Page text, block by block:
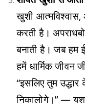
खुशी
करती है।
बनाती है। जब हम
हमें धार्मिक जीवन
“इसलिए तुम
निकालोगे।” —